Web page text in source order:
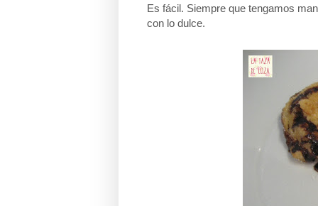
Es fácil. Siempre que tengamos
con lo dulce.